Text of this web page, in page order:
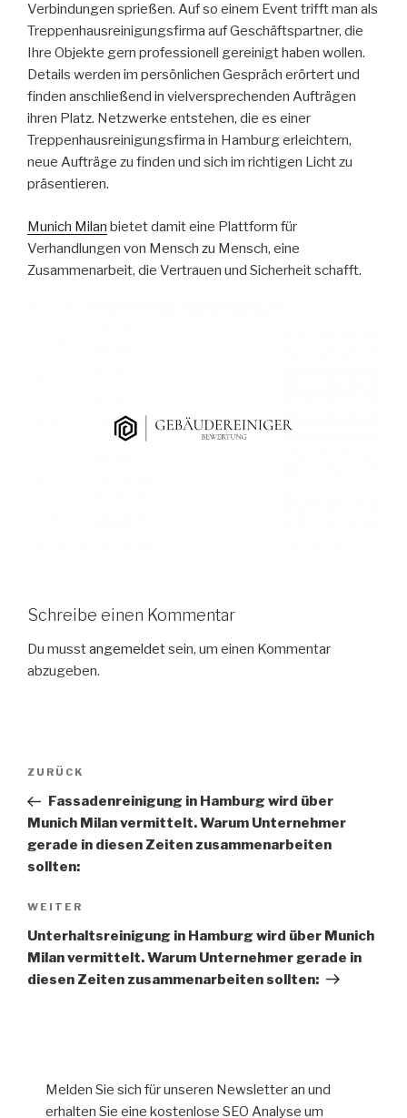
Verbindungen sprießen. Auf so einem Event trifft man als
Treppenhausreinigungsfirma auf Geschäftspartner, die
Ihre Objekte gern professionell gereinigt haben wollen.
Details werden im persönlichen Gespräch erörtert und
finden anschließend in vielversprechenden Aufträgen
ihren Platz. Netzwerke entstehen, die es einer
Treppenhausreinigungsfirma in Hamburg erleichtern,
neue Aufträge zu finden und sich im richtigen Licht zu
präsentieren.
Munich Milan bietet damit eine Plattform für
Verhandlungen von Mensch zu Mensch, eine
Zusammenarbeit, die Vertrauen und Sicherheit schafft.
Schreibe einen Kommentar
Du musstangemeldetsein, um einen Kommentar
abzugeben.
ZURÜCK
Fassadenreinigung in Hamburg wird über
Munich Milan vermittelt. Warum Unternehmer
gerade in diesen Zeiten zusammenarbeiten
sollten:
WEITER
Unterhaltsreinigung in Hamburg wird über Munich
Milan vermittelt. Warum Unternehmer gerade in
diesen Zeiten zusammenarbeiten sollten:
Melden Sie sich für unseren Newsletter an und
erhalten Sie eine kostenlose SEO Analyse um